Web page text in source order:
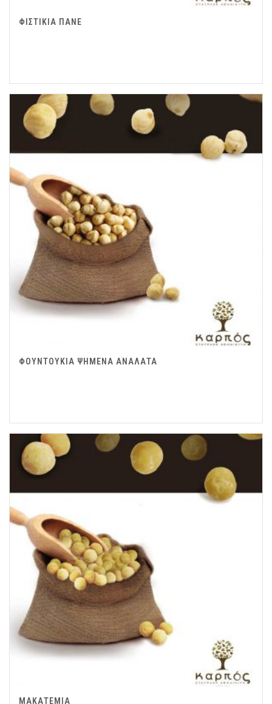
ΦΙΣΤΙΚΙΑ ΠΑΝΕ
ΦΟΥΝΤΟΥΚΙΑ ΨΗΜΕΝΑ ΑΝΑΛΑΤΑ
ΜΑΚΑΤΕΜΙΑ